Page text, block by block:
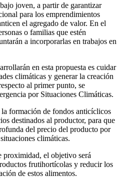
joven, a partir de garantizar
para los emprendimientos
el agregado de valor. En el
o familias que estén
a incorporarlas en trabajos en
en esta propuesta es cuidar
climáticas y generar la creación
al primer punto, se
por Situaciones Climáticas.
formación de fondos anticíclicos
destinados al productor, para que
del precio del producto por
climáticas.
proximidad, el objetivo será
frutihortícolas y reducir los
de estos alimentos.